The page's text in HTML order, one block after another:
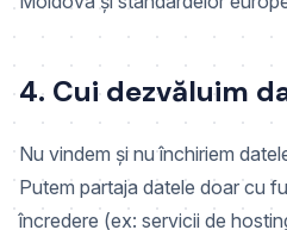
4. Cui dezvăluim
Nu vindem și nu închiriem
Putem partaja datele doar cu
încredere (ex: servicii de